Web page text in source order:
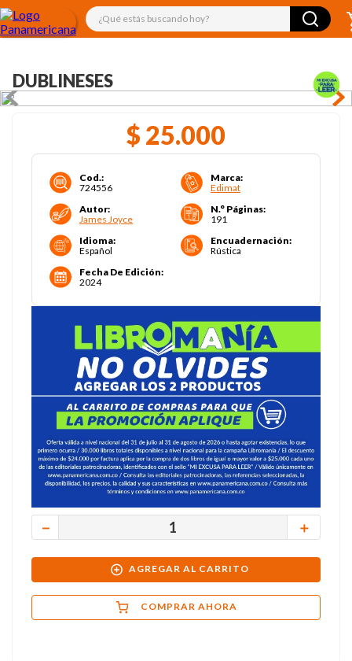
¿Qué estás buscando hoy?
DUBLINESES
$ 25.000
Cod.:
724556
Marca:
Edimat
Autor:
James Joyce
N.° Páginas:
191
Idioma:
Español
Encuadernación:
Rústica
Fecha De Edición:
2024
＋
－
AGREGAR AL CARRITO
COMPRAR AHORA